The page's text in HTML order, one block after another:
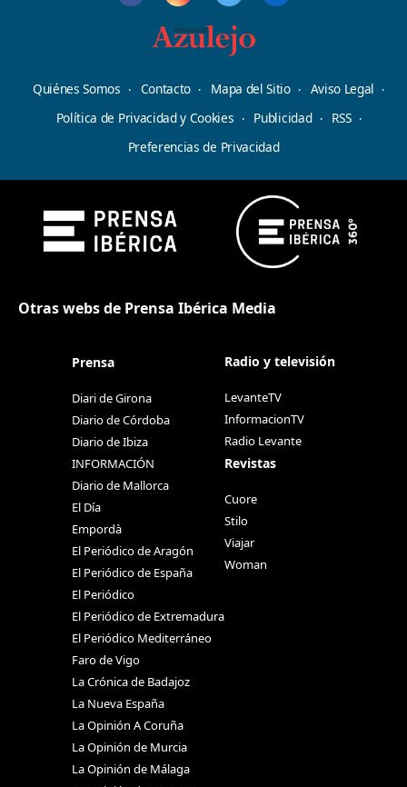
Quiénes Somos Contacto Mapa del Sitio
Aviso Legal
Política de Privacidad y Cookies
Publicidad
RSS
Preferencias de Privacidad
Otras webs de Prensa Ibérica Media
Prensa
Diari de Girona
Diario de Córdoba
Diario de Ibiza
INFORMACIÓN
Diario de Mallorca
El Día
Empordà
El Periódico de Aragón
El Periódico de España
El Periódico
El Periódico de Extremadura
El Periódico Mediterráneo
Faro de Vigo
La Crónica de Badajoz
La Nueva España
La Opinión A Coruña
La Opinión de Murcia
La Opinión de Málaga
Radio y televisión
LevanteTV
InformacionTV
Radio Levante
Revistas
Cuore
Stilo
Viajar
Woman